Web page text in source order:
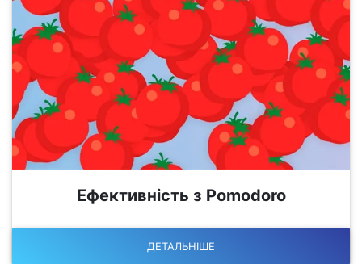
Ефективність з Pomodoro
ДЕТАЛЬНІШЕ